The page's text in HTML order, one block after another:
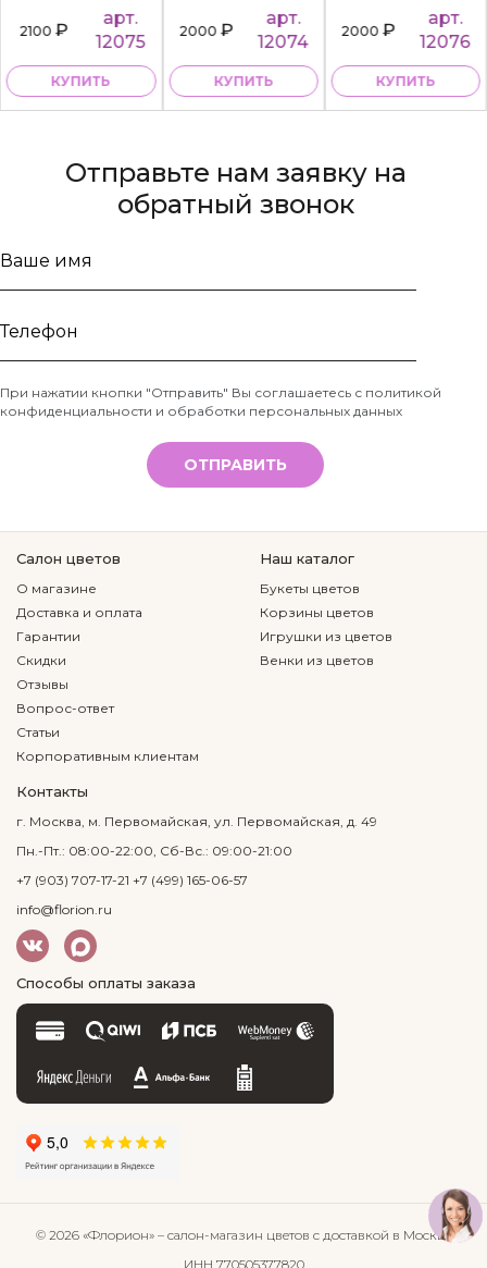
2100₽
арт.
12075
КУПИТЬ
2000₽
арт.
12074
КУПИТЬ
2000₽
арт.
12076
КУПИТЬ
Отправьте нам заявку на
обратный звонок
Ваше
Телефон
*
При нажатии кнопки "Отправить" Вы соглашаетесь с политикой
конфиденциальности и обработки персональных данных
ОТПРАВИТЬ
Салон цветов
О магазине
Доставка и оплата
Гарантии
Скидки
Отзывы
Вопрос-ответ
Статьи
Корпоративным клиентам
Наш каталог
Букеты цветов
Корзины цветов
Игрушки из цветов
Венки из цветов
Контакты
г. Москва, м. Первомайская, ул. Первомайская, д. 49
Пн.-Пт.: 08:00-22:00, Сб-Вс.: 09:00-21:00
+7 (903) 707-17-21 +7 (499) 165-06-57
info@florion.ru
Способы оплаты заказа
© 2026 «Флорион» – салон-магазин цветов с доставкой в Москве
ИНН 770505377820